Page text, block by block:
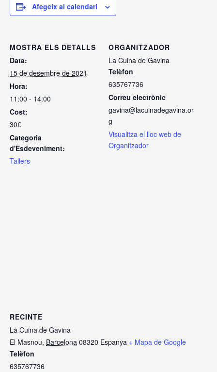
Afegeix al calendari
MOSTRA ELS DETALLS
Data:
15 de desembre de 2021
Hora:
11:00 - 14:00
Cost:
30€
Categoria
d'Esdeveniment:
Tallers
ORGANITZADOR
La Cuina de Gavina
Telèfon
635767736
Correu electrònic
gavina@lacuinadegavina.or
g
Visualitza el lloc web de
Organitzador
RECINTE
La Cuina de Gavina
El Masnou, Barcelona 08320 Espanya + Mapa de Google
Telèfon
635767736